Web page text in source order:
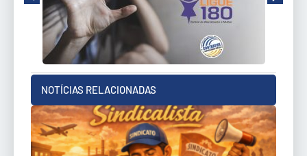
NOTÍCIAS RELACIONADAS